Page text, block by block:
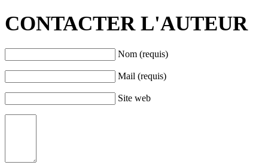
CONTACTER L'AUTEUR
Nom (requis)
Mail (requis)
Site web